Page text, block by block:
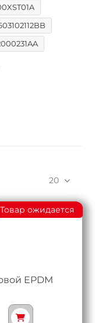
20
EPDM
Товар ожидается